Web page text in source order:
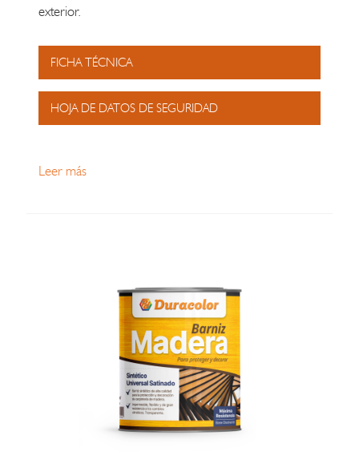
exterior.
FICHA TÉCNICA
HOJA DE DATOS DE SEGURIDAD
Leer más